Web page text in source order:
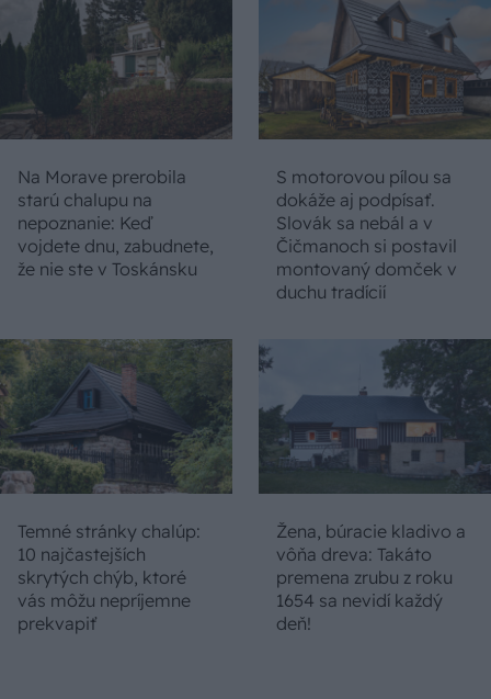
Na Morave prerobila
starú chalupu na
nepoznanie: Keď
vojdete dnu, zabudnete,
že nie ste v Toskánsku
S motorovou pílou sa
dokáže aj podpísať.
Slovák sa nebál a v
Čičmanoch si postavil
montovaný domček v
duchu tradícií
Temné stránky chalúp:
10 najčastejších
skrytých chýb, ktoré
vás môžu nepríjemne
prekvapiť
Žena, búracie kladivo a
vôňa dreva: Takáto
premena zrubu z roku
1654 sa nevidí každý
deň!